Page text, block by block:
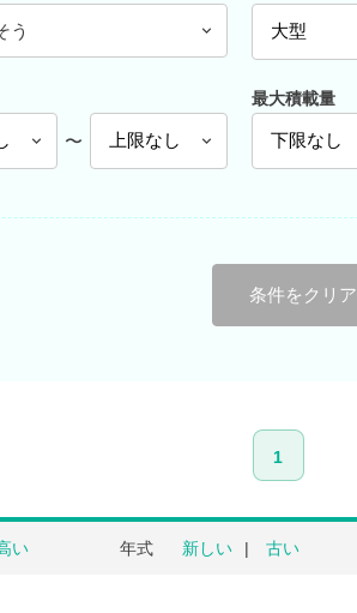
う
〜
最大積載量
条件をクリア
1
い 年式 新しい 古い